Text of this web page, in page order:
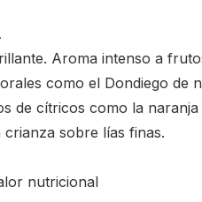
Aroma intenso a
como el Dondiego de
de cítricos como la
crianza sobre lías finas.
nutricional